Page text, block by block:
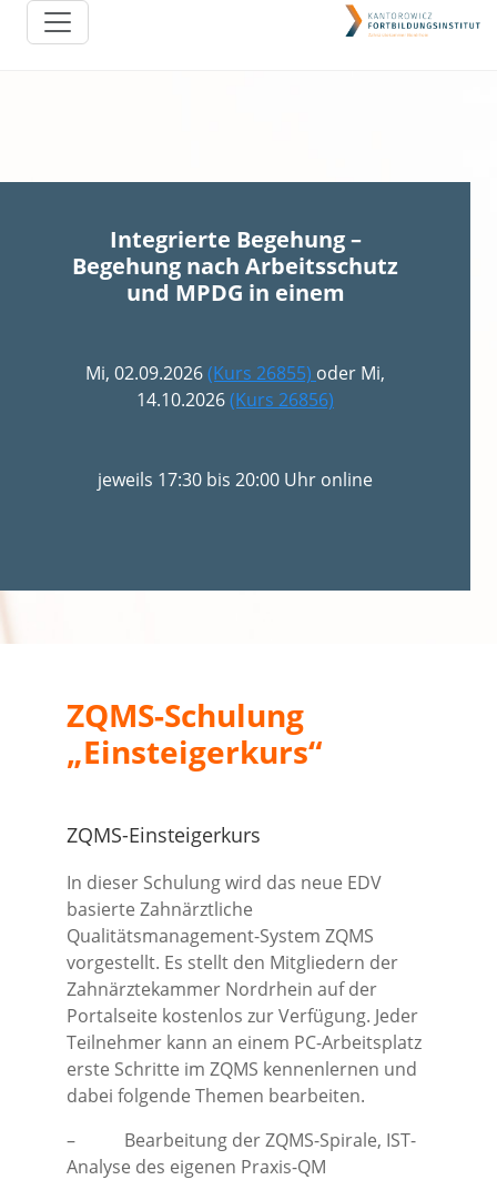
Integrierte Begehung –
Begehung nach Arbeitsschutz
und MPDG in einem
Mi, 02.09.2026(Kurs 26855) oder Mi,
14.10.2026(Kurs 26856)
jeweils 17:30 bis 20:00 Uhr online
ZQMS-Schulung
„Einsteigerkurs“
ZQMS-Einsteigerkurs
In dieser Schulung wird das neue EDV
basierte Zahnärztliche
Qualitätsmanagement-System ZQMS
vorgestellt. Es stellt den Mitgliedern der
Zahnärztekammer Nordrhein auf der
Portalseite kostenlos zur Verfügung. Jeder
Teilnehmer kann an einem PC-Arbeitsplatz
erste Schritte im ZQMS kennenlernen und
dabei folgende Themen bearbeiten.
– Bearbeitung der ZQMS-Spirale, IST-
Analyse des eigenen Praxis-QM